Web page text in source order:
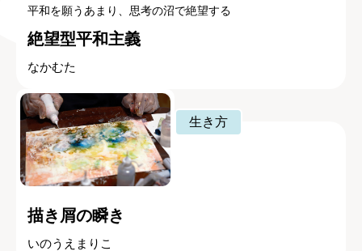
平和を願うあまり、思考の沼で絶望する
絶望型平和主義
なかむた
生き方
描き屑の瞬き
いのうえまりこ